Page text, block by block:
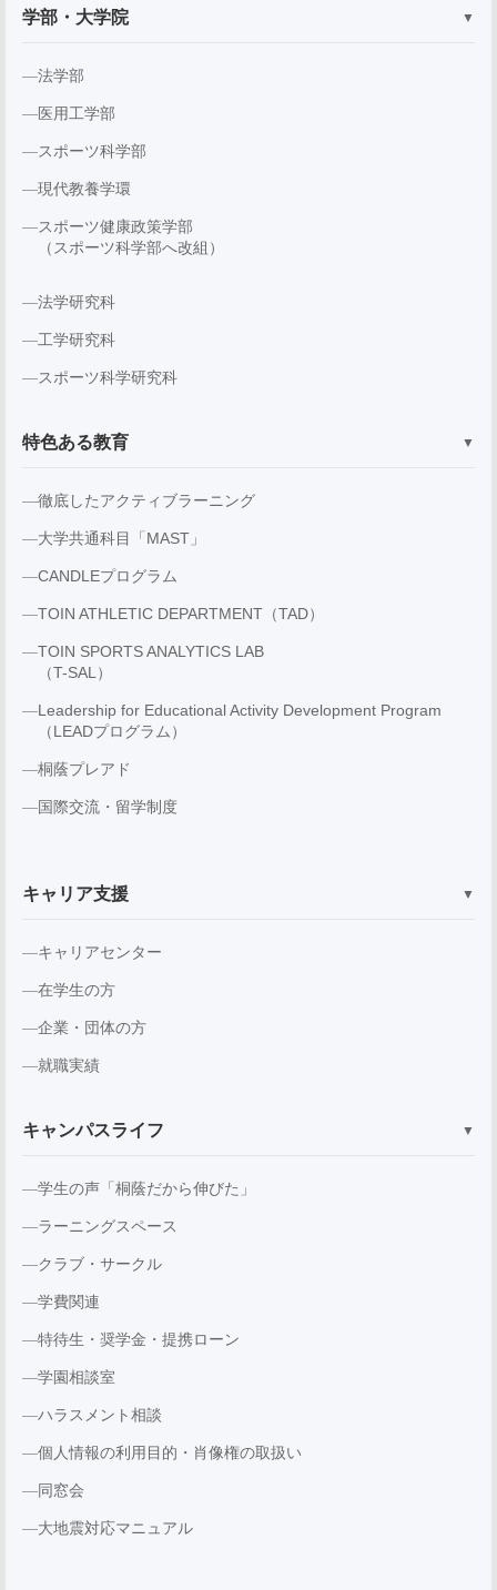
学部・大学院 ▼
法学部
医用工学部
スポーツ科学部
現代教養学環
スポーツ健康政策学部
（スポーツ科学部へ改組）
法学研究科
工学研究科
スポーツ科学研究科
特色ある教育 ▼
徹底したアクティブラーニング
大学共通科目「MAST」
CANDLEプログラム
TOIN ATHLETIC DEPARTMENT（TAD）
TOIN SPORTS ANALYTICS LAB
（T-SAL）
Leadership for Educational Activity Development Program
（LEADプログラム）
桐蔭プレアド
国際交流・留学制度
キャリア支援 ▼
キャリアセンター
在学生の方
企業・団体の方
就職実績
キャンパスライフ ▼
学生の声「桐蔭だから伸びた」
ラーニングスペース
クラブ・サークル
学費関連
特待生・奨学金・提携ローン
学園相談室
ハラスメント相談
個人情報の利用目的・肖像権の取扱い
同窓会
大地震対応マニュアル